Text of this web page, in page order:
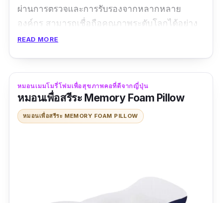
ผ่านการตรวจและการรับรองจากหลากหลาย
องค์กร สามารถเชื่อถือคุณภาพระดับโลกได้อย่าง
สบายใจ
รีวิว:ประทับใจมาก ปีนี้เป็นปีที่ 2 ที่เราสั่งรังนกของ
เพจนี้ ผ่านแอปช๊อปปี้ จะมีปีนี้และปีต่อๆ ไป แน่นอน
หากใครมีรายละเอียดซักถาม ข้อสงสัยต่างๆ ติดต่อ
READ MORE
หมอนเมมโมรี่โฟมเพื่อสุขภาพคอที่ดีจากญี่ปุ่น
หมอนเพื่อสรีระ Memory Foam Pillow
หมอนเพื่อสรีระ MEMORY FOAM PILLOW